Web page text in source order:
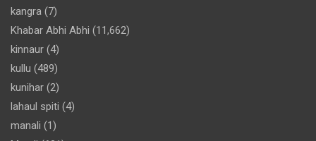
kangra (7)
Khabar Abhi Abhi (11,662)
kinnaur (4)
kullu (489)
kunihar (2)
lahaul spiti (4)
manali (1)